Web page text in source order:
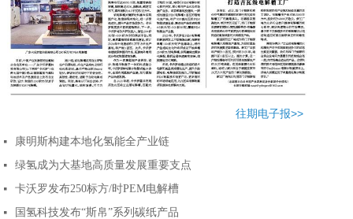
넷 康明斯构建本地化氢能全产业链
넷 绿氢成为大基地高质量发展重要支点
넷 卡沃罗发布250标方/时PEM电解槽
넷 国氢科技发布“斯帛”系列碳纸产品
往期电子报>>